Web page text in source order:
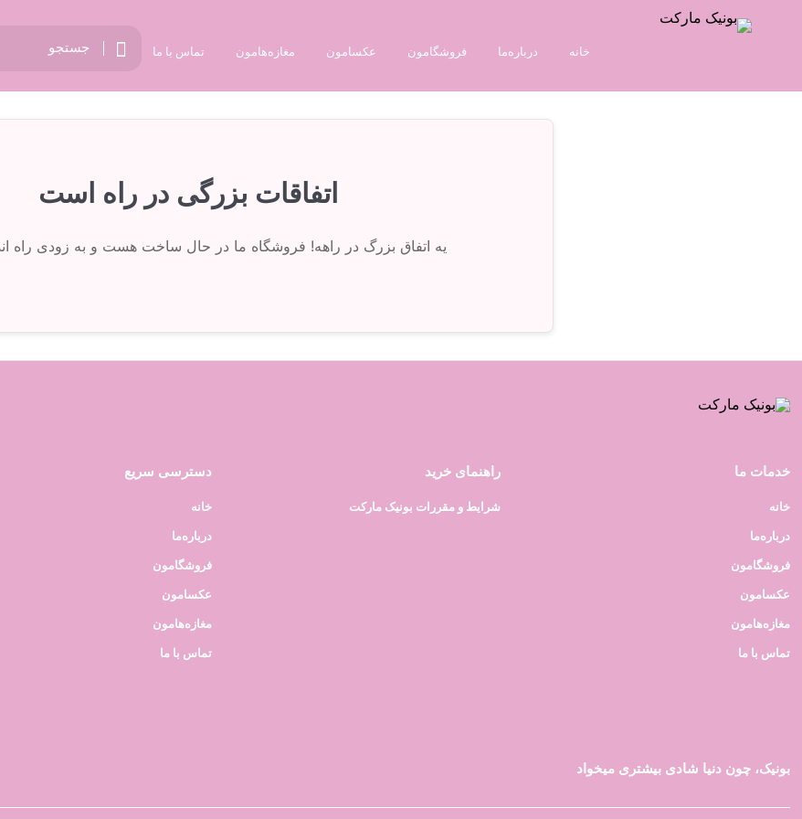
خانه درباره‌ما فروشگامون عکسامون مغازه‌هامون تماس با ما
اتفاقات بزرگی در راه است
یه اتفاق بزرگ در راهه! فروشگاه ما در حال ساخت هست و به زودی راه
خدمات ما
خانه
درباره‌ما
فروشگامون
عکسامون
مغازه‌هامون
تماس با ما
راهنمای خرید
شرایط و مقررات بونیک مارکت
دسترسی سریع
خانه
درباره‌ما
فروشگامون
عکسامون
مغازه‌هامون
تماس با ما
بونیک، چون دنیا شادی بیشتری میخواد